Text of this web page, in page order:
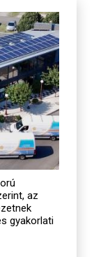
az
gyakorlati